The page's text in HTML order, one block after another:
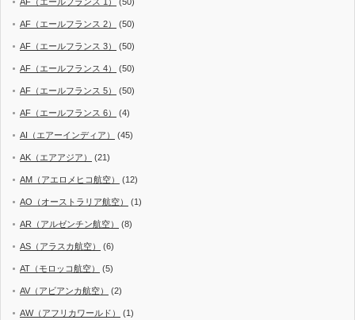
AF（エールフランス 2） (50)
AF（エールフランス 3） (50)
AF（エールフランス 4） (50)
AF（エールフランス 5） (50)
AF（エールフランス 6） (4)
AI（エアーインディア） (45)
AK（エアアジア） (21)
AM（アエロメヒコ航空） (12)
AO（オーストラリア航空） (1)
AR（アルゼンチン航空） (8)
AS（アラスカ航空） (6)
AT（モロッコ航空） (5)
AV（アビアンカ航空） (2)
AW（アフリカワールド） (1)